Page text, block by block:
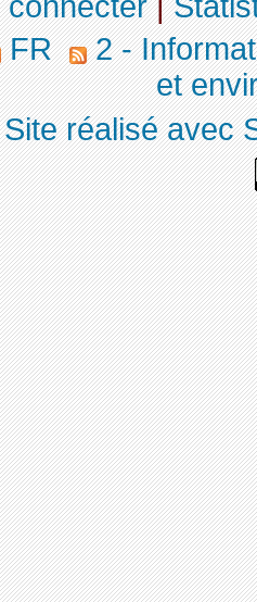
FR
2 -
et
Site réalisé avec